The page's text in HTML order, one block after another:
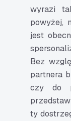
wyrazi
powyżej,
jest
Bez
partnera
czy do
ty